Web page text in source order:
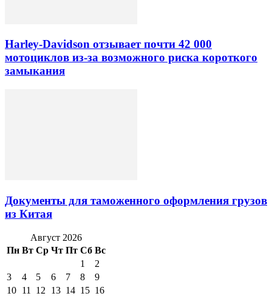
Harley-Davidson отзывает почти 42 000
мотоциклов из-за возможного риска короткого
замыкания
Документы для таможенного оформления грузов
из Китая
Август 2026
Пн Вт Ср Чт Пт Сб Вс
1
2
3
4 5 6 7 8
9
10 11 12 13 14 15 16